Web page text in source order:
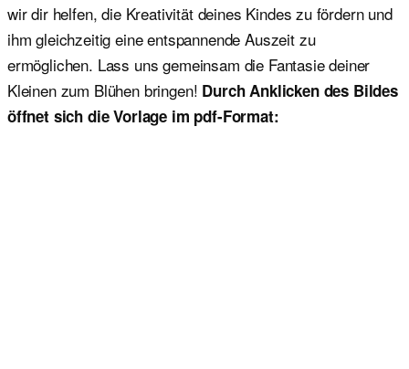
wir dir helfen, die Kreativität deines Kindes zu fördern und
ihm gleichzeitig eine entspannende Auszeit zu
ermöglichen. Lass uns gemeinsam die Fantasie deiner
Kleinen zum Blühen bringen! Durch Anklicken des Bildes
öffnet sich die Vorlage im pdf-Format: